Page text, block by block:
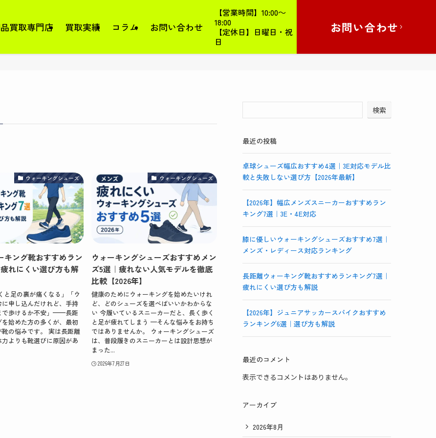
買取専門店 買取実績 コラム お問い合わせ
【営業時間】10:00～
18:00
【定休日】日曜日・祝
日
お問い合わせ
ウォーキングシューズ
キング靴おすすめラン
れにくい選び方も解
と足の裏が痛くなる」「ウ
に申し込んだけれど、手持
で歩けるか不安」——長距
始めた方の多くが、最初
の悩みです。 実は長距離
よりも靴選びに原因があ
ウォーキングシューズ
ウォーキングシューズおすすめメン
ズ5選｜疲れない人気モデルを徹底
比較【2026年】
健康のためにウォーキングを始めたいけれ
ど、どのシューズを選べばいいかわからな
い 今履いているスニーカーだと、長く歩く
と足が疲れてしまう —そんな悩みをお持ち
ではありませんか。 ウォーキングシューズ
は、普段履きのスニーカーとは設計思想が
まった...
2026年7月27日
検索
最近の投稿
卓球シューズ幅広おすすめ4選｜3E対応モデル比
較と失敗しない選び方【2026年最新】
【2026年】幅広メンズスニーカーおすすめラン
キング7選｜3E・4E対応
膝に優しいウォーキングシューズおすすめ7選｜
メンズ・レディース対応ランキング
長距離ウォーキング靴おすすめランキング7選｜
疲れにくい選び方も解説
【2026年】ジュニアサッカースパイクおすすめ
ランキング6選｜選び方も解説
最近のコメント
表示できるコメントはありません。
アーカイブ
2026年8月